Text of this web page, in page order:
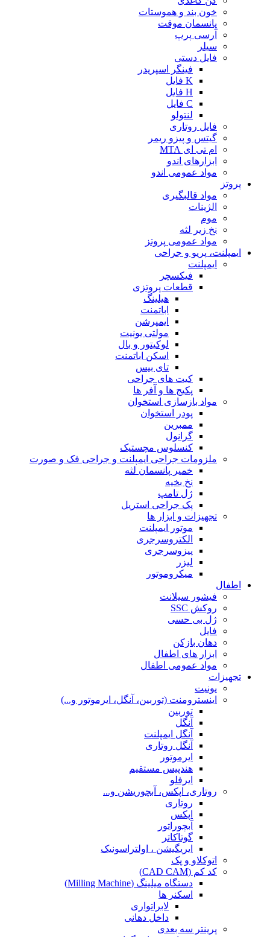
خون بند و هموستات
پانسمان موقت
آرسی پرپ
سیلر
فایل دستی
فینگر اسپریدر
K فایل
H فایل
C فایل
لنتولو
فایل روتاری
گیتس و پیزو ریمر
ام تی ای MTA
ابزارهای اندو
مواد عمومی اندو
پروتز
مواد قالبگیری
الژینات
موم
نخ زیر لثه
مواد عمومی پروتز
ایمپلنت، پریو و جراحی
ایمپلنت
فیکسچر
قطعات پروتزی
هیلینگ
اباتمنت
ایمپرشن
مولتی یونیت
لوکیتور و بال
اسکن اباتمنت
تای بیس
کیت های جراحی
پکیج ها و آفر ها
مواد بازسازی استخوان
پودر استخوان
ممبرین
گرانول
کنسلوس مچستیک
ملزومات جراحی ایمپلنت و جراحی فک و صورت
خمیر پانسمان لثه
نخ بخیه
ژل تامپ
پک جراحی استریل
تجهیزات و ابزار ها
موتور ایمپلنت
الکتروسرجری
پیزوسرجری
لیزر
میکروموتور
اطفال
فیشور سیلانت
روکش SSC
ژل بی حسی
فایل
دهان بازکن
ابزار های اطفال
مواد عمومی اطفال
تجهیزات
یونیت
اینسترومنت (توربین، آنگل، ایرموتور و...)
توربین
آنگل
آنگل ایمپلنت
آنگل روتاری
ایرموتور
هندپیس مستقیم
ایرفلو
روتاری، اپکس، آبچوریشن و...
روتاری
اپکس
آبچوراتور
گوتاکاتر
ایریگیشن ، اولتراسونیک
اتوکلاو و پک
کد کم (CAD CAM)
دستگاه میلینگ (Milling Machine)
اسکنر ها
لابراتواری
داخل دهانی
پرینتر سه بعدی